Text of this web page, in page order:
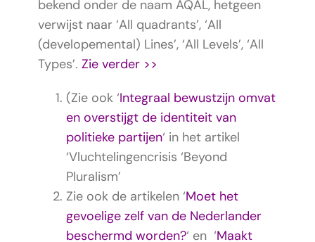
bekend onder de naam AQAL, hetgeen
verwijst naar ‘All quadrants’, ‘All
(developemental) Lines’, ‘All Levels’, ‘All
Types’.Zie verder >>
(Zie ook ‘Integraal bewustzijn omvat
en overstijgt de identiteit van
politieke partijen‘ in het artikel
‘Vluchtelingencrisis ‘Beyond
Pluralism’
Zie ook de artikelen ‘Moet het
gevoelige zelf van de Nederlander
beschermd worden?‘ en ‘Maakt